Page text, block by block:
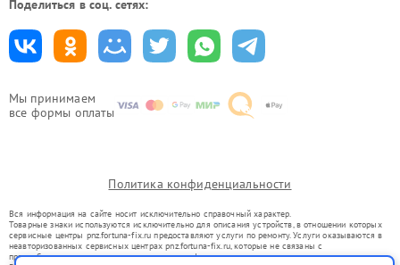
Мы принимаем
все формы оплаты
Поделиться в соц. сетях:
Политика конфиденциальности
Вся информация на сайте носит исключительно справочный характер.
Товарные знаки используются исключительно для описания устройств, в отношении которых
сервисные центры pnz.fortuna-fix.ru предоставляют услуги по ремонту. Услуги оказываются в
неавторизованных сервисных центрах pnz.fortuna-fix.ru, которые не связаны с
правообладателями товарных знаков или их официальными представителями.